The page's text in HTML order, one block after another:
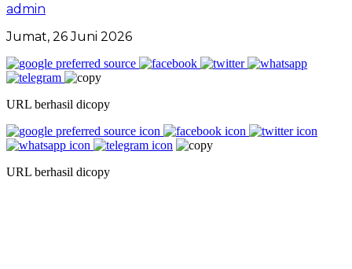
admin
Jumat, 26 Juni 2026
URL berhasil dicopy
URL berhasil dicopy